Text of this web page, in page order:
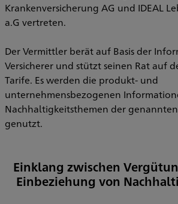
Krankenversicherung AG und IDEAL
a.G vertreten.
Der Vermittler berät auf Basis der
Versicherer und stützt seinen Rat auf
Tarife. Es werden die produkt- und
unternehmensbezogenen
Nachhaltigkeitsthemen der
genutzt.
Einklang zwischen
Einbeziehung von